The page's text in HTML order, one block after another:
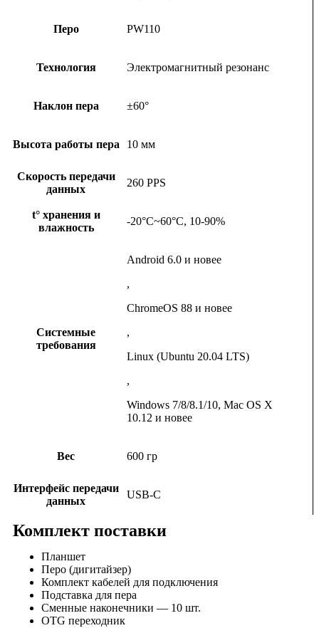
Перо PW110
Технология Электромагнитный резонанс
Наклон пера ±60°
Высота работы пера 10 мм
Скорость передачи
данных
260 PPS
t° хранения и
влажность
-20°C~60°C, 10-90%
Системные
требования
Android 6.0 и новее
,
ChromeOS 88 и новее
,
Linux (Ubuntu 20.04 LTS)
,
Windows 7/8/8.1/10, Mac OS X
10.12 и новее
Вес 600 гр
Интерфейс передачи
данных
USB-С
Комплект поставки
Планшет
Перо (дигитайзер)
Комплект кабелей для подключения
Подставка для пера
Сменные наконечники — 10 шт.
OTG переходник